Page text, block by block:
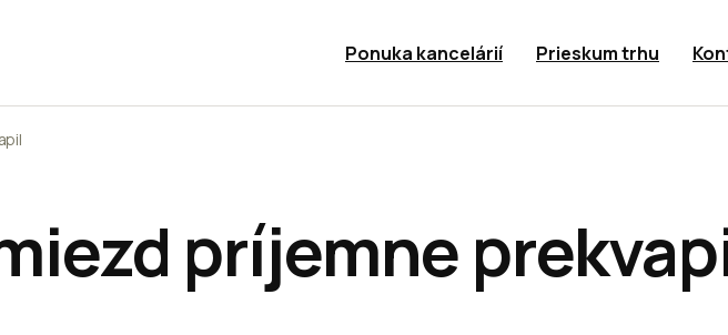
Ponuka kancelárií Prieskum trhu
príjemne